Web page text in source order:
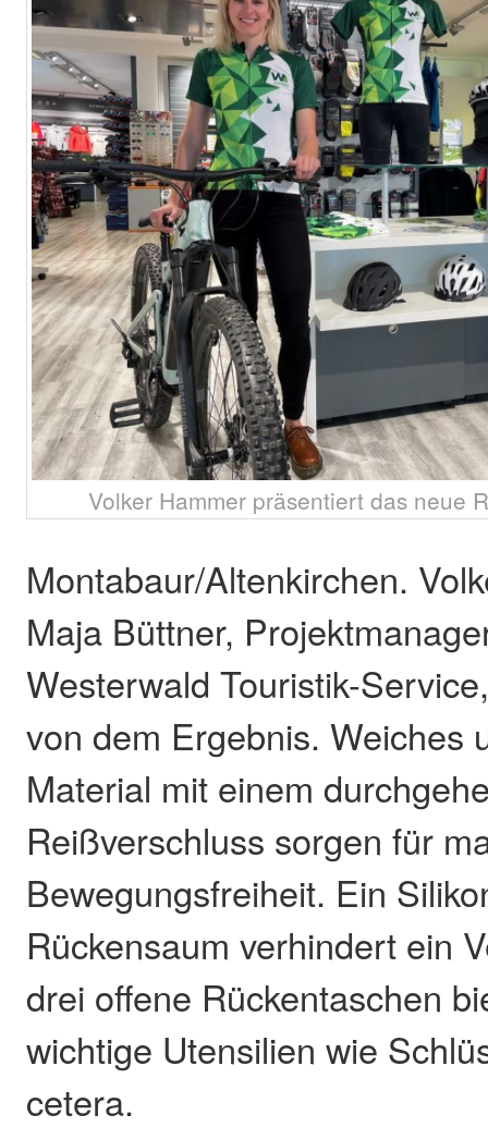
Volker Hammer präsentiert das neue
Montabaur/Altenkirchen.
Maja Büttner,
Westerwald Touristik-
von dem Ergebnis. Weiches
Material mit einem
Reißverschluss sorgen für
Bewegungsfreiheit. Ein
Rückensaum verhindert ein
drei offene Rückentaschen
wichtige Utensilien wie
cetera.